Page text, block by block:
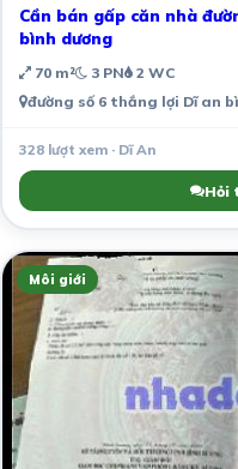
Cần bán gấp căn nhà
bình dương
70 m² 3 PN 2 WC
đường số 6 thắng lợi Dĩ an
328 lượt xem · Dĩ An
Hỏi
Môi giới